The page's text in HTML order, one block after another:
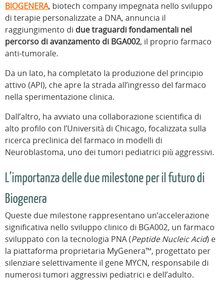
BIOGENERA, biotech company impegnata nello sviluppo
di terapie personalizzate a DNA, annuncia il
raggiungimento di due traguardi fondamentali nel
percorso di avanzamento di BGA002, il proprio farmaco
anti-tumorale.
Da un lato, ha completato la produzione del principio
attivo (API), che apre la strada all’ingresso del farmaco
nella sperimentazione clinica.
Dall’altro, ha avviato una collaborazione scientifica di
alto profilo con l’Università di Chicago, focalizzata sulla
ricerca preclinica del farmaco in modelli di
Neuroblastoma, uno dei tumori pediatrici più aggressivi.
L’importanza delle due milestone per il futuro di
Biogenera
Queste due milestone rappresentano un’accelerazione
significativa nello sviluppo clinico di BGA002, un farmaco
sviluppato con la tecnologia PNA (Peptide Nucleic Acid) e
la piattaforma proprietaria MyGenera™, progettato per
silenziare selettivamente il gene MYCN, responsabile di
numerosi tumori aggressivi pediatrici e dell’adulto.